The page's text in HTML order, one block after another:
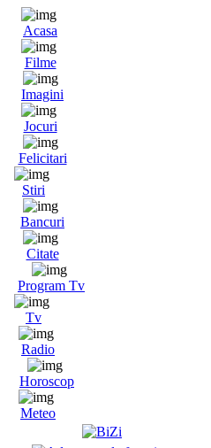
Acasa
Filme
Imagini
Jocuri
Felicitari
Stiri
Bancuri
Citate
Program Tv
Tv
Radio
Horoscop
Meteo